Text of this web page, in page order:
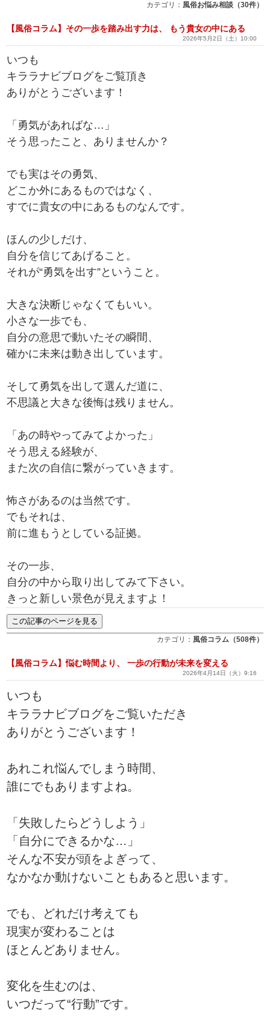
カテゴリ： 風俗お悩み相談（30件）
【風俗コラム】その一歩を踏み出す力は、 もう貴女の中にある
2026年5月2日（土）10:00
いつも
キララナビブログをご覧頂き
ありがとうございます！
「勇気があればな…」
そう思ったこと、ありませんか？
でも実はその勇気、
どこか外にあるものではなく、
すでに貴女の中にあるものなんです。
ほんの少しだけ、
自分を信じてあげること。
それが“勇気を出す”ということ。
大きな決断じゃなくてもいい。
小さな一歩でも、
自分の意思で動いたその瞬間、
確かに未来は動き出しています。
そして勇気を出して選んだ道に、
不思議と大きな後悔は残りません。
「あの時やってみてよかった」
そう思える経験が、
また次の自信に繋がっていきます。
怖さがあるのは当然です。
でもそれは、
前に進もうとしている証拠。
その一歩、
自分の中から取り出してみて下さい。
きっと新しい景色が見えますよ！
カテゴリ： 風俗コラム（508件）
【風俗コラム】悩む時間より、 一歩の行動が未来を変える
2026年4月14日（火）9:16
いつも
キララナビブログをご覧いただき
ありがとうございます！
あれこれ悩んでしまう時間、
誰にでもありますよね。
「失敗したらどうしよう」
「自分にできるかな…」
そんな不安が頭をよぎって、
なかなか動けないこともあると思います。
でも、どれだけ考えても
現実が変わることは
ほとんどありません。
変化を生むのは、
いつだって“行動”です。